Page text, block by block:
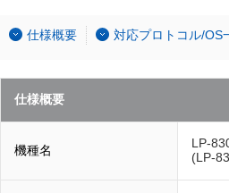
仕様概要 対応プロトコル/OS
仕様概要
機種名
LP-
(LP-